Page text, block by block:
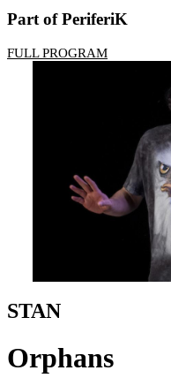
Part of PeriferiK
FULL PROGRAM
STAN
Orphans